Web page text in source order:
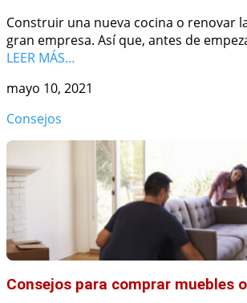
Construir una nueva cocina o renovar
gran empresa. Así que, antes de
LEER MÁS…
mayo 10, 2021
Consejos
Consejos para comprar muebles